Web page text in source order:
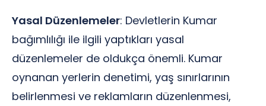
Yasal Düzenlemeler: Devletlerin Kumar
bağımlılığı ile ilgili yaptıkları yasal
düzenlemeler de oldukça önemli. Kumar
oynanan yerlerin denetimi, yaş sınırlarının
belirlenmesi ve reklamların düzenlenmesi,